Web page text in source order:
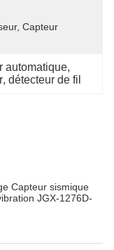
Capteur
automatique,
, détecteur de fil
Capteur sismique
JGX-1276D-